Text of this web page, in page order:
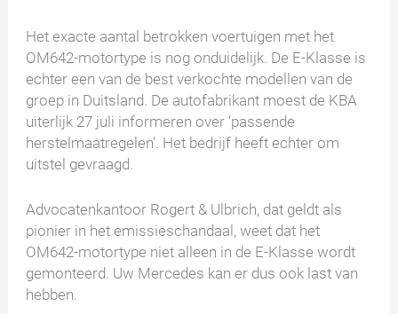
Het exacte aantal betrokken voertuigen met het
OM642-motortype is nog onduidelijk. De E-Klasse is
echter een van de best verkochte modellen van de
groep in Duitsland. De autofabrikant moest de KBA
uiterlijk 27 juli informeren over ‘passende
herstelmaatregelen’. Het bedrijf heeft echter om
uitstel gevraagd.
Advocatenkantoor Rogert & Ulbrich, dat geldt als
pionier in het emissieschandaal, weet dat het
OM642-motortype niet alleen in de E-Klasse wordt
gemonteerd. Uw Mercedes kan er dus ook last van
hebben.